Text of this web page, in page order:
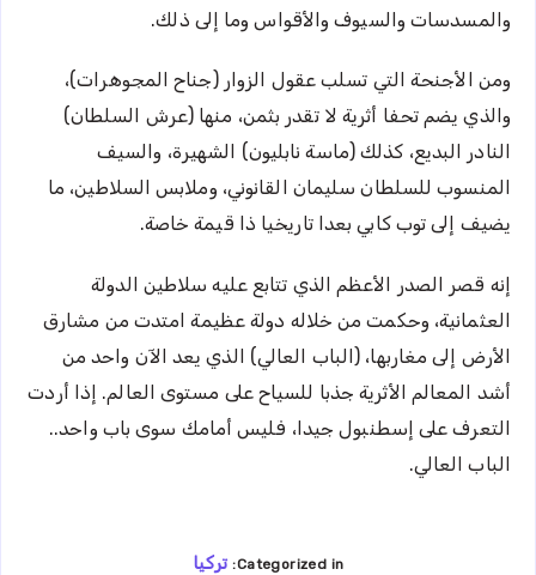
والمسدسات والسيوف والأقواس وما إلى ذلك.
ومن الأجنحة التي تسلب عقول الزوار (جناح المجوهرات)،
والذي يضم تحفا أثرية لا تقدر بثمن، منها (عرش السلطان)
النادر البديع، كذلك (ماسة نابليون) الشهيرة، والسيف
المنسوب للسلطان سليمان القانوني، وملابس السلاطين، ما
يضيف إلى توب كابي بعدا تاريخيا ذا قيمة خاصة.
إنه قصر الصدر الأعظم الذي تتابع عليه سلاطين الدولة
العثمانية، وحكمت من خلاله دولة عظيمة امتدت من مشارق
الأرض إلى مغاربها، (الباب العالي) الذي يعد الآن واحد من
أشد المعالم الأثرية جذبا للسياح على مستوى العالم. إذا أردت
التعرف على إسطنبول جيدا، فليس أمامك سوى باب واحد..
الباب العالي.
Categorized in: تركيا